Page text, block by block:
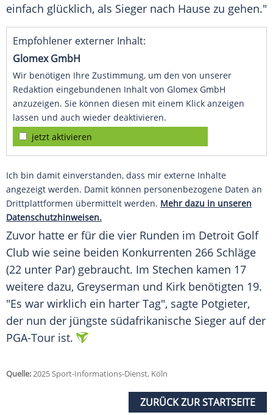
einfach glücklich, als Sieger nach Hause zu gehen."
Empfohlener externer Inhalt:
Glomex GmbH
Wir benötigen Ihre Zustimmung, um den von unserer
Redaktion eingebundenen Inhalt von Glomex GmbH
anzuzeigen. Sie können diesen mit einem Klick anzeigen
lassen und auch wieder deaktivieren.
jetzt aktivieren
Ich bin damit einverstanden, dass mir externe Inhalte
angezeigt werden. Damit können personenbezogene Daten an
Drittplattformen übermittelt werden. Mehr dazu in unseren
Datenschutzhinweisen.
Zuvor hatte er für die vier Runden im Detroit Golf
Club wie seine beiden Konkurrenten 266 Schläge
(22 unter Par) gebraucht. Im Stechen kamen 17
weitere dazu, Greyserman und Kirk benötigten 19.
"Es war wirklich ein harter Tag", sagte Potgieter,
der nun der jüngste südafrikanische Sieger auf der
PGA-Tour ist.
Quelle:2025 Sport-Informations-Dienst, Köln
ZURÜCK ZUR STARTSEITE